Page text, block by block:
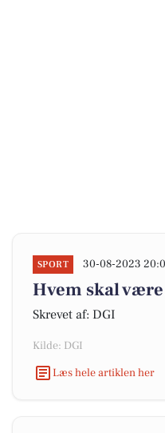
SPORT 30-08-2023
Hvem skal
Skrevet af: DGI
Kilde: DGI
Læs hele artiklen her